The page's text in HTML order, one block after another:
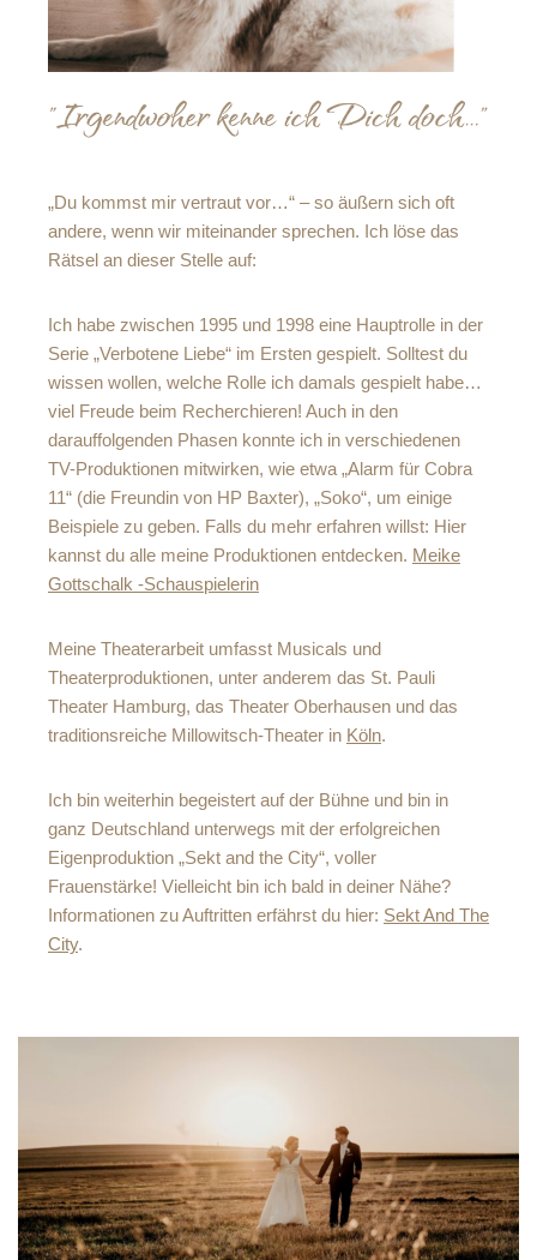
„Du kommst mir vertraut vor…“ – so äußern sich oft
andere, wenn wir miteinander sprechen. Ich löse das
Rätsel an dieser Stelle auf:
Ich habe zwischen 1995 und 1998 eine Hauptrolle in der
Serie „Verbotene Liebe“ im Ersten gespielt. Solltest du
wissen wollen, welche Rolle ich damals gespielt habe…
viel Freude beim Recherchieren! Auch in den
darauffolgenden Phasen konnte ich in verschiedenen
TV-Produktionen mitwirken, wie etwa „Alarm für Cobra
11“ (die Freundin von HP Baxter), „Soko“, um einige
Beispiele zu geben. Falls du mehr erfahren willst: Hier
kannst du alle meine Produktionen entdecken. Meike
Gottschalk -Schauspielerin
Meine Theaterarbeit umfasst Musicals und
Theaterproduktionen, unter anderem das St. Pauli
Theater Hamburg, das Theater Oberhausen und das
traditionsreiche Millowitsch-Theater in Köln.
Ich bin weiterhin begeistert auf der Bühne und bin in
ganz Deutschland unterwegs mit der erfolgreichen
Eigenproduktion „Sekt and the City“, voller
Frauenstärke! Vielleicht bin ich bald in deiner Nähe?
Informationen zu Auftritten erfährst du hier: Sekt And The
City.